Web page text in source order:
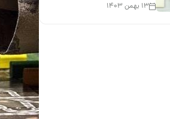
۱۳ بهمن ۱۴۰۳